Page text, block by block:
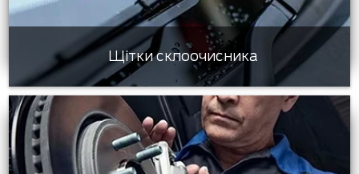
Щітки склоочисника